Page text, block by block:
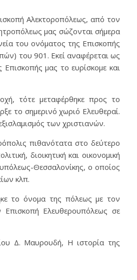
Αλεκτοροπόλεως, από τον
μας σώζονται σήμερα
του ονόματος της Επισκοπής
του 901. Εκεί αναφέρεται ως
μας το ευρίσκομε και
τότε μεταφέρθηκε προς το
το σημερινό χωριό Ελευθεραί.
των χριστιανών.
πιθανότατα στο δεύτερο
διοικητική και οικονομική
Θεσσαλονίκης, ο οποίος
κλπ.
το όνομα της πόλεως με τον
Ελευθερουπόλεως σε
Δ. Μαυρουδή, Η ιστορία της